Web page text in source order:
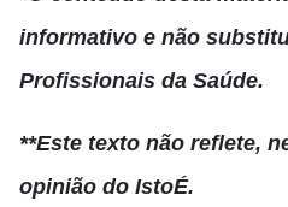
informativo e não
Profissionais da Saúde.
**Este texto não reflete,
opinião do IstoÉ.